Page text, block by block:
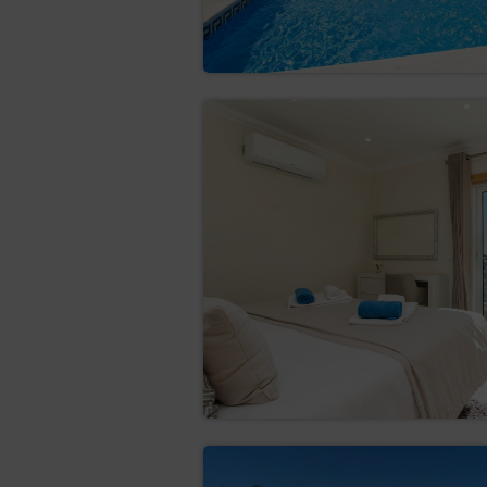
6. transférer les données (Art.
fournies au Contrôleur des
un autre Contrôleur des données
données sont traitées sur la base
particulière de la personne
traitement, supérieure aux
selon l'évaluation, l'intérêt de la
consentement a été donné.
VII. Président du Bureau de la
La personne concernée a le droit
1. par écrit, à l'adresse : ul.
2. par courrier électronique, en